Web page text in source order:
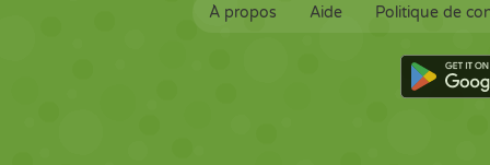
À propos Aide Politique de